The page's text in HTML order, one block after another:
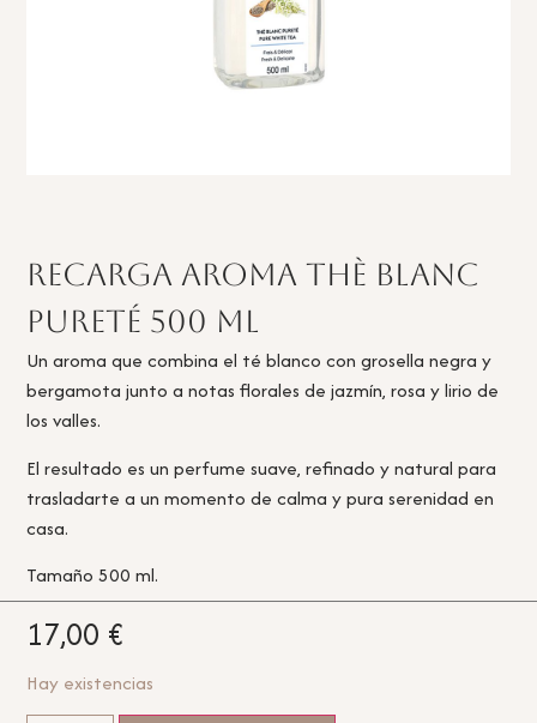
Recarga Aroma Thè Blanc
Pureté 500 ml
Un aroma que combina el té blanco con grosella negra y
bergamota junto a notas florales de jazmín, rosa y lirio de
los valles.
El resultado es un perfume suave, refinado y natural para
trasladarte a un momento de calma y pura serenidad en
casa.
Tamaño 500 ml.
17,00 €
Hay existencias